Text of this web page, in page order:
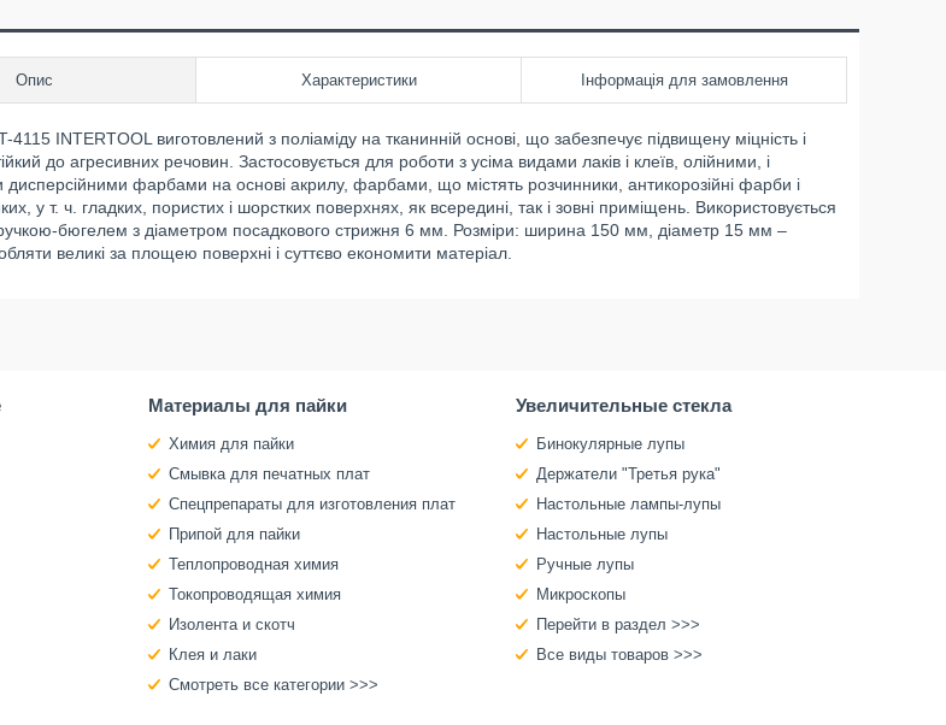
Опис Характеристики Інформація для замовлення
4115 INTERTOOL виготовлений з поліаміду на тканинній основі, що забезпечує підвищену міцність і
до агресивних речовин. Застосовується для роботи з усіма видами лаків і клеїв, олійними, і
дисперсійними фарбами на основі акрилу, фарбами, що містять розчинники, антикорозійні фарби і
у т. ч. гладких, пористих і шорстких поверхнях, як всередині, так і зовні приміщень. Використовується
бюгелем з діаметром посадкового стрижня 6 мм. Розміри: ширина 150 мм, діаметр 15 мм –
великі за площею поверхні і суттєво економити матеріал.
Материалы для пайки
Химия для пайки
Смывка для печатных плат
Спецпрепараты для изготовления плат
Припой для пайки
Теплопроводная химия
Токопроводящая химия
Изолента и скотч
Клея и лаки
Смотреть все категории >>>
Увеличительные стекла
Бинокулярные лупы
Держатели "Третья рука"
Настольные лампы-лупы
Настольные лупы
Ручные лупы
Микроскопы
Перейти в раздел >>>
Все виды товаров >>>